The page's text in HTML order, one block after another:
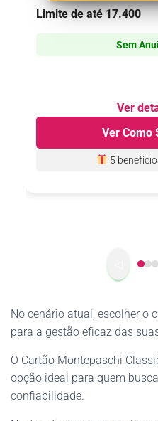
Limite de até17.400
Sem
Ver
Ver Como
5
No cenário atual, escolher o
para a gestão eficaz das
O Cartão Montepaschi
opção ideal para quem
confiabilidade.